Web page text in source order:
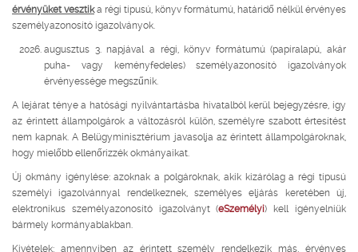
érvényüket vesztika régi típusú, könyv formátumú, határidő nélkül érvényes
személyazonosító igazolványok.
augusztus 3. napjával a régi, könyv formátumú (papíralapú, akár
puha- vagy keményfedeles) személyazonosító igazolványok
érvényessége megszűnik.
A lejárat ténye a hatósági nyilvántartásba hivatalból kerül bejegyzésre, így
az érintett állampolgárok a változásról külön, személyre szabott értesítést
nem kapnak. A Belügyminisztérium javasolja az érintett állampolgároknak,
hogy mielőbb ellenőrizzék okmányaikat.
Új okmány igénylése: azoknak a polgároknak, akik kizárólag a régi típusú
személyi igazolvánnyal rendelkeznek, személyes eljárás keretében új,
elektronikus személyazonosító igazolványt (eSzemélyi) kell igényelniük
bármely kormányablakban.
Kivételek: amennyiben az érintett személy rendelkezik más, érvényes